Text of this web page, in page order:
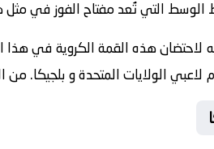
التي تُعد مفتاح الفوز في مثل
لاحتضان هذه القمة الكروية في هذا
الولايات المتحدة و بلجيكا.